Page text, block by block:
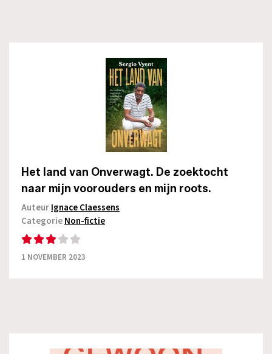
Het land van Onverwagt. De zoektocht
naar mijn voorouders en mijn roots.
AuteurIgnace Claessens
CategorieNon-fictie
1 NOVEMBER 2023